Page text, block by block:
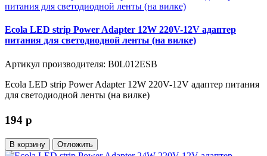
Ecola LED strip Power Adapter 12W 220V-12V адаптер
питания для светодиодной ленты (на вилке)
Артикул производителя: B0L012ESB
Ecola LED strip Power Adapter 12W 220V-12V адаптер питания
для светодиодной ленты (на вилке)
194 p
В корзину Отложить